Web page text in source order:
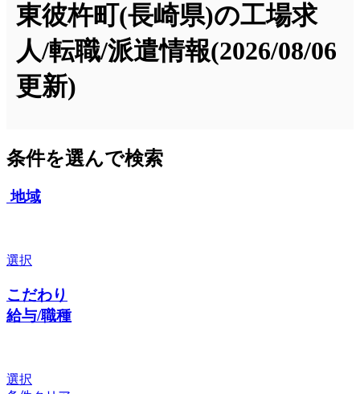
東彼杵町(長崎県)の工場求
人/転職/派遣情報(2026/08/06
更新)
条件を選んで検索
地域
選択
こだわり
給与/職種
選択